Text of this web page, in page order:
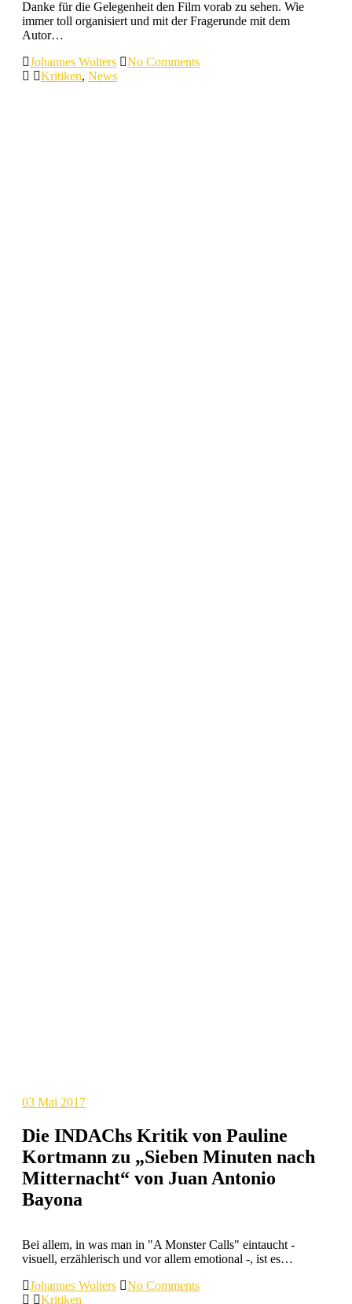
Danke für die Gelegenheit den Film vorab zu sehen. Wie
immer toll organisiert und mit der Fragerunde mit dem
Autor…
Johannes Wolters
No Comments
Kritiken, News
03 Mai 2017
Die INDAChs Kritik von Pauline
Kortmann zu „Sieben Minuten nach
Mitternacht“ von Juan Antonio
Bayona
Bei allem, in was man in "A Monster Calls" eintaucht -
visuell, erzählerisch und vor allem emotional -, ist es…
Johannes Wolters
No Comments
Kritiken